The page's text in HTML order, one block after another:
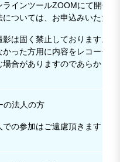
ラインツールZOOMにて開催
については、お申込みいただ
は固く禁止しております。
かった方用に内容をレコーデ
場合がありますのであらかじ
の法人の方
の参加はご遠慮頂きます